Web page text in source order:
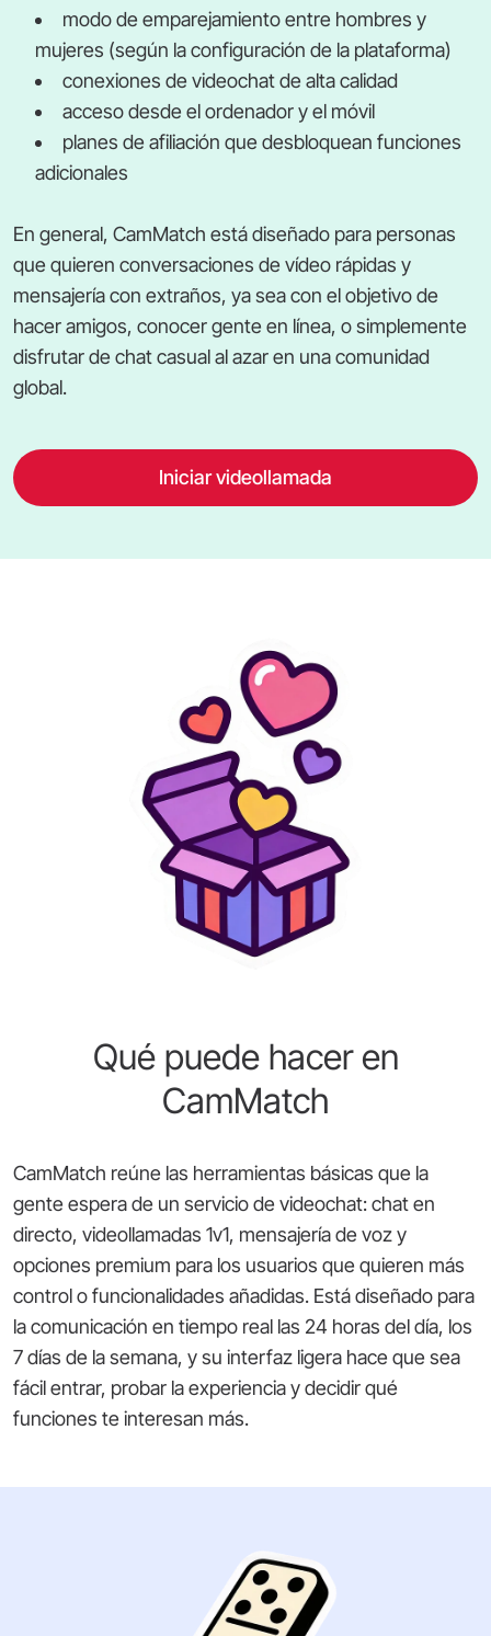
modo de emparejamiento entre hombres y
mujeres (según la configuración de la plataforma)
conexiones de videochat de alta calidad
acceso desde el ordenador y el móvil
planes de afiliación que desbloquean funciones
adicionales
En general, CamMatch está diseñado para personas
que quieren conversaciones de vídeo rápidas y
mensajería con extraños, ya sea con el objetivo de
hacer amigos, conocer gente en línea, o simplemente
disfrutar de chat casual al azar en una comunidad
global.
Iniciar videollamada
Qué puede hacer en
CamMatch
CamMatch reúne las herramientas básicas que la
gente espera de un servicio de videochat: chat en
directo, videollamadas 1v1, mensajería de voz y
opciones premium para los usuarios que quieren más
control o funcionalidades añadidas. Está diseñado para
la comunicación en tiempo real las 24 horas del día, los
7 días de la semana, y su interfaz ligera hace que sea
fácil entrar, probar la experiencia y decidir qué
funciones te interesan más.